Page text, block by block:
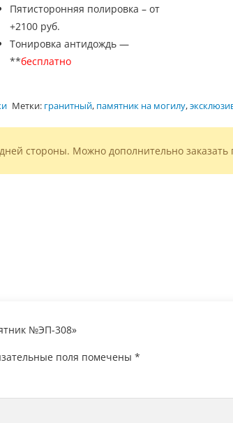
Пятисторонняя полировка – от
+2100 руб.
Тонировка антидождь —
**бесплатно
Метки: гранитный, памятник на могилу,
стороны. Можно дополнительно
№ЭП-308»
поля помечены *